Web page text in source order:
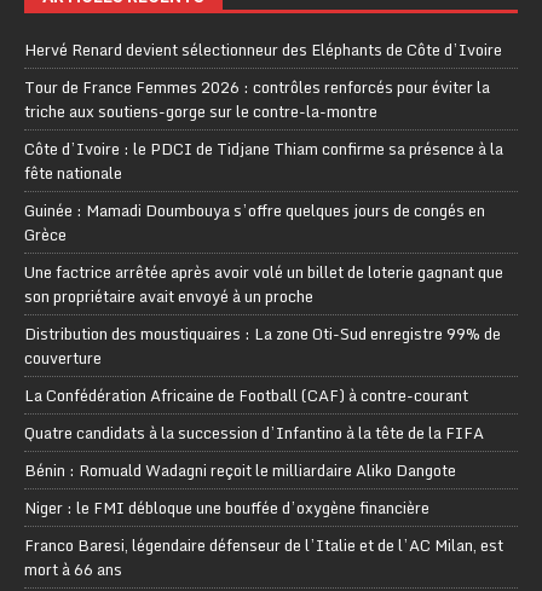
Hervé Renard devient sélectionneur des Eléphants de Côte d’Ivoire
Tour de France Femmes 2026 : contrôles renforcés pour éviter la
triche aux soutiens-gorge sur le contre-la-montre
Côte d’Ivoire : le PDCI de Tidjane Thiam confirme sa présence à la
fête nationale
Guinée : Mamadi Doumbouya s’offre quelques jours de congés en
Grèce
Une factrice arrêtée après avoir volé un billet de loterie gagnant que
son propriétaire avait envoyé à un proche
Distribution des moustiquaires : La zone Oti-Sud enregistre 99% de
couverture
La Confédération Africaine de Football (CAF) à contre-courant
Quatre candidats à la succession d’Infantino à la tête de la FIFA
Bénin : Romuald Wadagni reçoit le milliardaire Aliko Dangote
Niger : le FMI débloque une bouffée d’oxygène financière
Franco Baresi, légendaire défenseur de l’Italie et de l’AC Milan, est
mort à 66 ans